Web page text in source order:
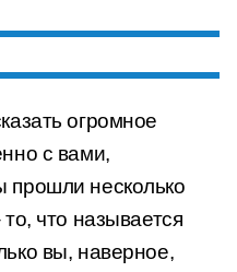
огромное
с вами,
несколько
что называется
вы, наверное,